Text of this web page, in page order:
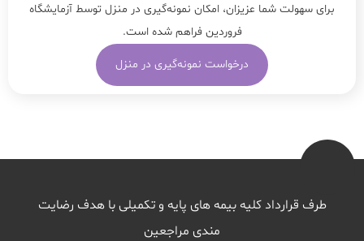
برای سهولت شما عزیزان، امکان نمونه‌گیری در منزل توسط آزمایشگاه
فروردین فراهم شده است.
درخواست نمونه‌گیری در منزل
طرف قرارداد کلیه بیمه های پایه و تکمیلی با هدف رضایت
مندی مراجعین